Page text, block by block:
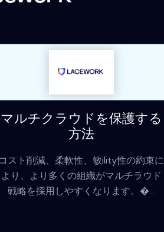
マルチクラウドを保護する
方法
コスト削減、柔軟性、敏ility性の約束に
より、より多くの組織がマルチラウド
戦略を採用しやすくなります。�...